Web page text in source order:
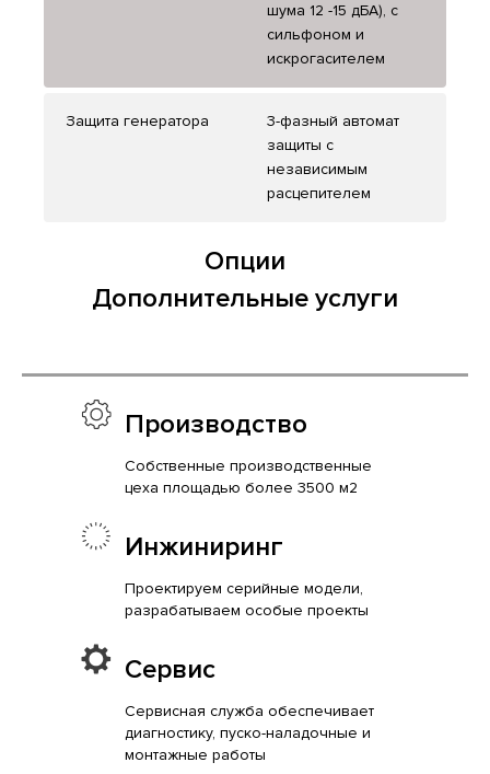
шума 12 -15 дБА), с
сильфоном и
искрогасителем
Защита генератора
3-фазный автомат
защиты с
независимым
расцепителем
Опции
Дополнительные услуги
Производство
Собственные производственные
цеха площадью более 3500 м2
Инжиниринг
Проектируем серийные модели,
разрабатываем особые проекты
Сервис
Сервисная служба обеспечивает
диагностику, пуско-наладочные и
монтажные работы